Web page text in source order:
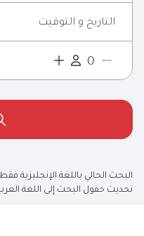
التاريخ و التوقيت
البحث الحالي باللغة
تحديث حقول البحث إلى اللغة